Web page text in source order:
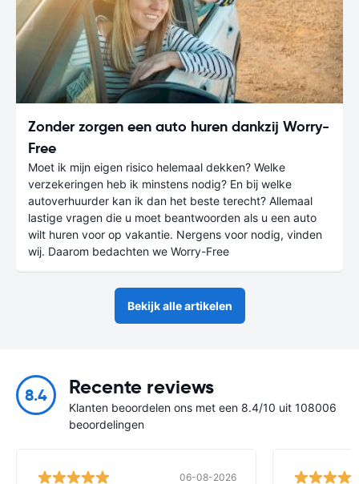
Zonder zorgen een auto huren dankzij Worry-
Free
Moet ik mijn eigen risico helemaal dekken? Welke
verzekeringen heb ik minstens nodig? En bij welke
autoverhuurder kan ik dan het beste terecht? Allemaal
lastige vragen die u moet beantwoorden als u een auto
wilt huren voor op vakantie. Nergens voor nodig, vinden
wij. Daarom bedachten we Worry-Free
Bekijk alle artikelen
8.4 Recente reviews
Klanten beoordelen ons met een 8.4/10 uit 108006
beoordelingen
06-08-2026